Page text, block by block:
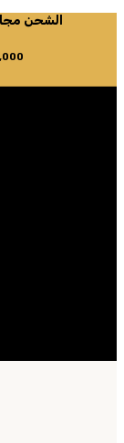
الشحن مجاني